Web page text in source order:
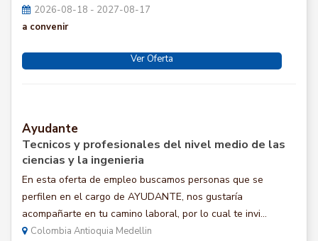
2026-08-18 - 2027-08-17
a convenir
Ver Oferta
Ayudante
Tecnicos y profesionales del nivel medio de las
ciencias y la ingenieria
En esta oferta de empleo buscamos personas que se
perfilen en el cargo de AYUDANTE, nos gustaría
acompañarte en tu camino laboral, por lo cual te invi...
Colombia Antioquia Medellin